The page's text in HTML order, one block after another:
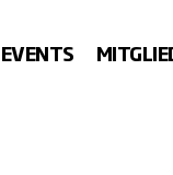
EVENTS